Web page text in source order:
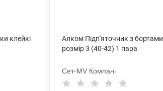
клейкі
Алком Підп'яточник з бортами
розмір 3 (40-42) 1 пара
Сет-MV Компані